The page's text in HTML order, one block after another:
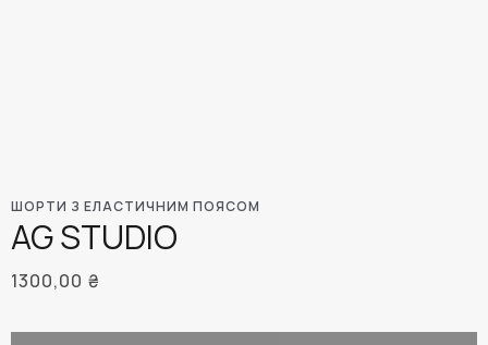
ШОРТИ З ЕЛАСТИЧНИМ ПОЯСОМ
AG STUDIO
1300,00 ₴